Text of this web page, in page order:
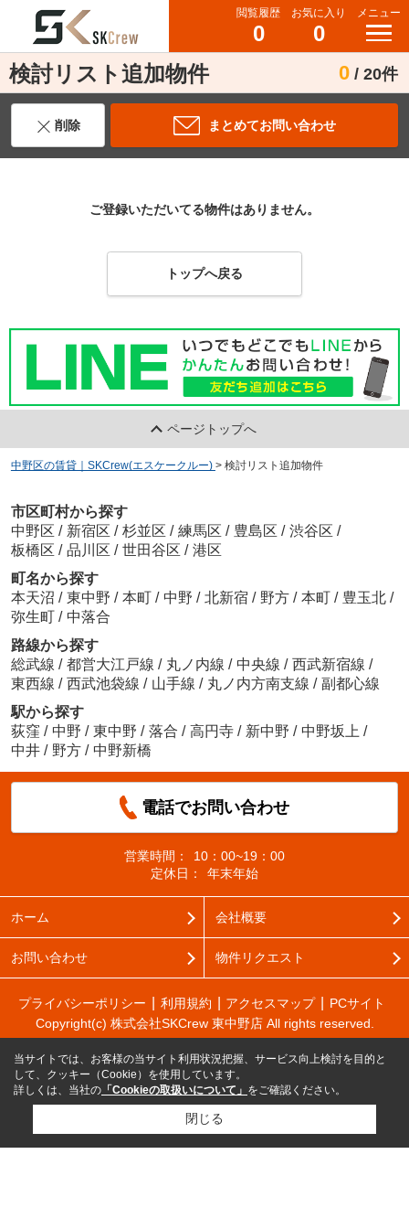
閲覧履歴
0
お気に入り
0
メニュー
検討リスト追加物件 0 / 20件
削除 まとめてお問い合わせ
ご登録いただいてる物件はありません。
トップへ戻る
ページトップへ
中野区の賃貸｜SKCrew(エスケークルー) > 検討リスト追加物件
市区町村から探す
中野区 / 新宿区 / 杉並区 / 練馬区 / 豊島区 / 渋谷区 /
板橋区 / 品川区 / 世田谷区 / 港区
町名から探す
本天沼 / 東中野 / 本町 / 中野 / 北新宿 / 野方 / 本町 / 豊玉北 /
弥生町 / 中落合
路線から探す
総武線 / 都営大江戸線 / 丸ノ内線 / 中央線 / 西武新宿線 /
東西線 / 西武池袋線 / 山手線 / 丸ノ内方南支線 / 副都心線
駅から探す
荻窪 / 中野 / 東中野 / 落合 / 高円寺 / 新中野 / 中野坂上 /
中井 / 野方 / 中野新橋
電話でお問い合わせ
営業時間：
10：00~19：00
定休日：
年末年始
ホーム 会社概要
お問い合わせ 物件リクエスト
プライバシーポリシー 利用規約 アクセスマップ
PCサイト
Copyright(c) 株式会社SKCrew 東中野店 All rights reserved.
当サイトでは、お客様の当サイト利用状況把握、サービス向上検討を目的と
して、クッキー（Cookie）を使用しています。
詳しくは、当社の 「Cookieの取扱いについて」 をご確認ください。
閉じる